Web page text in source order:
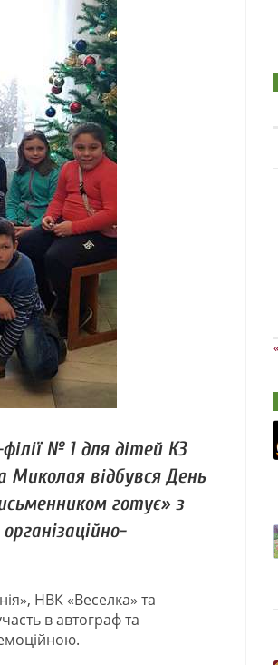
№ 1 для дітей КЗ
Миколая відбувся День
готує» з
НВК «Веселка» та
в автограф та